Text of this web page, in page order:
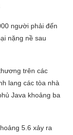
người phải đến
nặng nề sau
trên các
lang các tòa nhà
Java khoảng ba
5.6 xảy ra